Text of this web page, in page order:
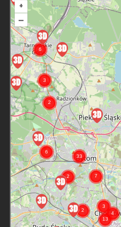
+
–